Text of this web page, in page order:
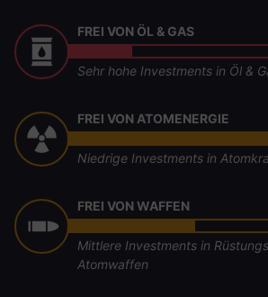
FREI VON ÖL & GAS
Sehr hohe Investments in Öl &
FREI VON ATOMENERGIE
Niedrige Investments in
FREI VON WAFFEN
Mittlere Investments in
Atomwaffen